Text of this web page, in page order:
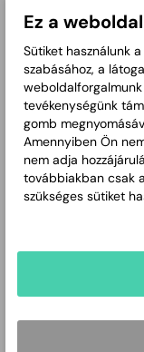
5. Kezeli az
térfigyelő
6. Ellátja az
biztosítását.
7. A rendőrséggel,
8. Közterületen
cselekmények
megakadályozása
tartozó termények
eszközök,
Ez a
Sütiket használunk
szabásához, a
tevékenységünk
gomb
Amennyiben Ön
nem adja
továbbiakban csak
szükséges sütiket